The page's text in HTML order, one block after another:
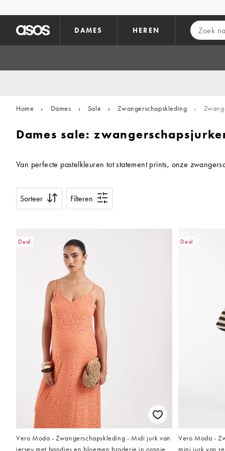
DAMES HEREN
Home › Dames › Sale › Zwangerschapskleding ›
Dames sale:
Van perfecte pastelkleuren tot statement prints, onze
Sorteer Filteren
Deal
Vero Moda - Zwangerschapskleding - Midi jurk van
jersey met bandjes en bloemen broderie in oranje
Deal
Vero Moda -
mini jurk van